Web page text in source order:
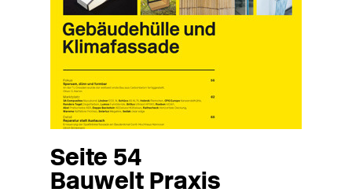
Seite 54
Bauwelt Praxis